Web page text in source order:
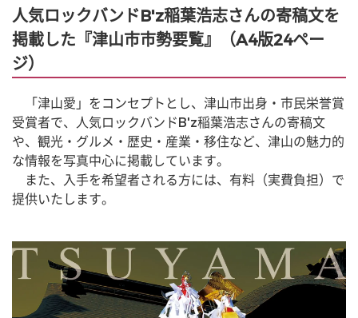
人気ロックバンドB'z稲葉浩志さんの寄稿文を
掲載した『津山市市勢要覧』（A4版24ペー
ジ）
「津山愛」をコンセプトとし、津山市出身・市民栄誉賞
受賞者で、人気ロックバンドB'z稲葉浩志さんの寄稿文
や、観光・グルメ・歴史・産業・移住など、津山の魅力的
な情報を写真中心に掲載しています。
また、入手を希望者される方には、有料（実費負担）で
提供いたします。